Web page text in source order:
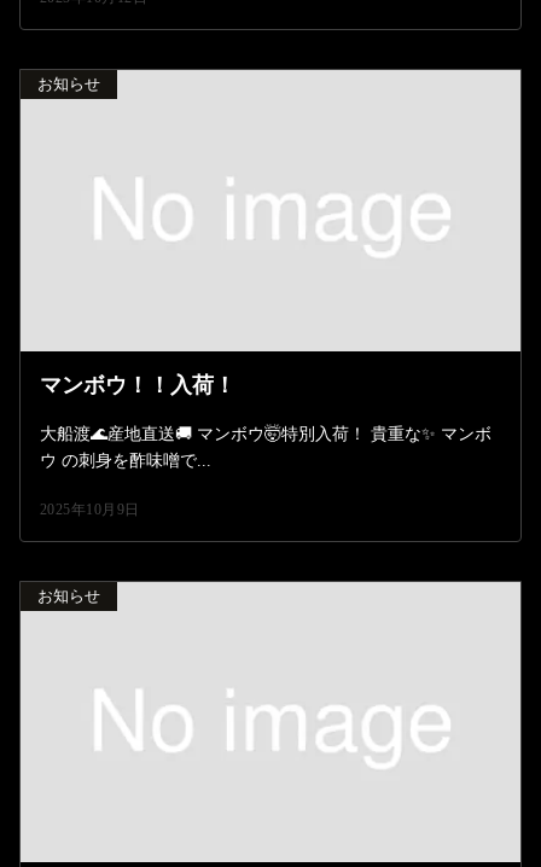
お知らせ
マンボウ！！入荷！
大船渡🌊産地直送🚚 マンボウ🤯特別入荷！ 貴重な✨️ マンボ
ウ の刺身を酢味噌で...
2025年10月9日
お知らせ